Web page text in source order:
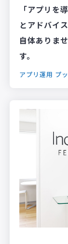
「アプリを
とアドバイ
自体ありま
す。
アプリ運用 プ